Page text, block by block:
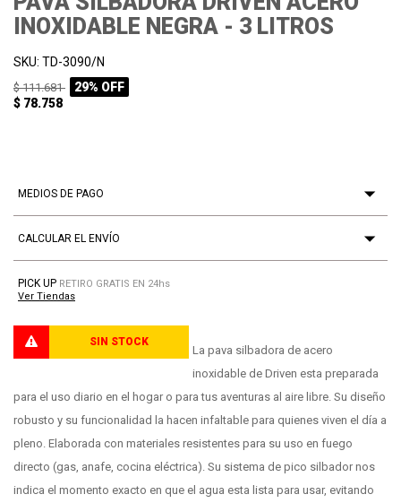
INOXIDABLE NEGRA - 3 LITROS
SKU: TD-3090/N
$ 111.681
29% OFF
$ 78.758
MEDIOS DE PAGO
CALCULAR EL ENVÍO
PICK UP RETIRO GRATIS EN 24hs
Ver Tiendas
SIN STOCK
PROCESANDO
La pava silbadora de acero
inoxidable de Driven esta preparada
para el uso diario en el hogar o para tus aventuras al aire libre. Su diseño
robusto y su funcionalidad la hacen infaltable para quienes viven el día a
pleno. Elaborada con materiales resistentes para su uso en fuego
directo (gas, anafe, cocina eléctrica). Su sistema de pico silbador nos
indica el momento exacto en que el agua esta lista para usar, evitando